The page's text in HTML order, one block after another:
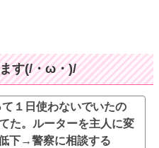
す(/・ω・)/
１日使わないでいたの
た。ルーターを主人に変
下→警察に相談する